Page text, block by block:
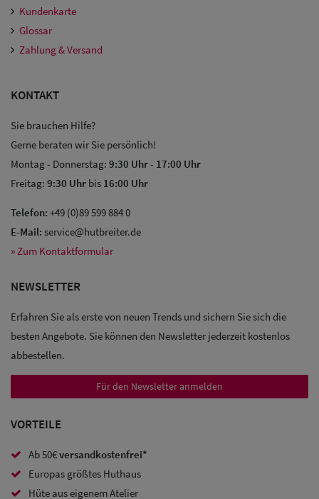
Sale: Caps
Sale:
Caps
Sale: Army
Caps
Sale: Caps
Kundenkarte
Glossar
Zahlung & Versand
KONTAKT
Sie brauchen Hilfe?
Gerne beraten wir Sie persönlich!
Montag - Donnerstag: 9:30 Uhr- 17:00 Uhr
Freitag: 9:30 Uhr bis 16:00 Uhr
Telefon: +49 (0)89 599 884 0
E-Mail: service@hutbreiter.de
» Zum Kontaktformular
NEWSLETTER
Erfahren Sie als erste von neuen Trends und sichern Sie sich die
besten Angebote. Sie können den Newsletter jederzeit kostenlos
abbestellen.
Für den Newsletter anmelden
VORTEILE
Ab 50€versandkostenfrei*
Europas größtes Huthaus
Hüte aus eigenem Atelier